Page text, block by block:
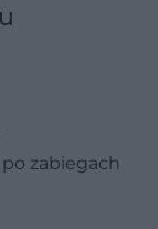
zabiegach